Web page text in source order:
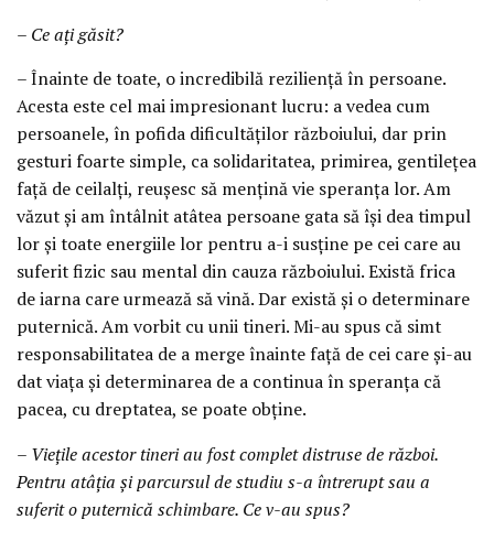
– Ce ați găsit?
– Înainte de toate, o incredibilă reziliență în persoane.
Acesta este cel mai impresionant lucru: a vedea cum
persoanele, în pofida dificultăților războiului, dar prin
gesturi foarte simple, ca solidaritatea, primirea, gentilețea
față de ceilalți, reușesc să mențină vie speranța lor. Am
văzut și am întâlnit atâtea persoane gata să își dea timpul
lor și toate energiile lor pentru a-i susține pe cei care au
suferit fizic sau mental din cauza războiului. Există frica
de iarna care urmează să vină. Dar există și o determinare
puternică. Am vorbit cu unii tineri. Mi-au spus că simt
responsabilitatea de a merge înainte față de cei care și-au
dat viața și determinarea de a continua în speranța că
pacea, cu dreptatea, se poate obține.
– Viețile acestor tineri au fost complet distruse de război.
Pentru atâția și parcursul de studiu s-a întrerupt sau a
suferit o puternică schimbare. Ce v-au spus?